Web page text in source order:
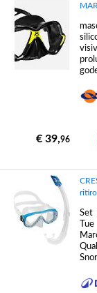
€ 39,96
Set